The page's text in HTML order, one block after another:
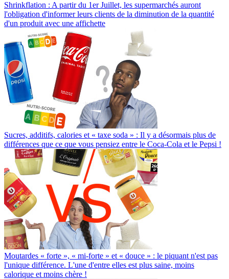
Shrinkflation : A partir du 1er Juillet, les supermarchés auront
l'obligation d'informer leurs clients de la diminution de la quantité
d'un produit avec une affichette
Sucres, additifs, calories et « taxe soda » : Il y a désormais plus de
différences que ce que vous pensiez entre le Coca-Cola et le Pepsi !
Moutardes « forte », « mi-forte » et « douce » : le piquant n'est pas
l'unique différence. L'une d'entre elles est plus saine, moins
calorique et moins chère !